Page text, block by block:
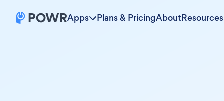
Apps Plans & PricingAboutResources